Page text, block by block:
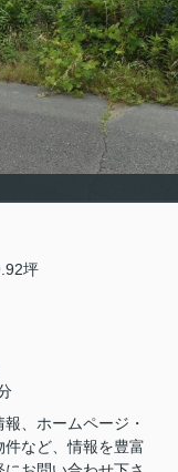
坪
、ホームページ・
など、情報を豊富